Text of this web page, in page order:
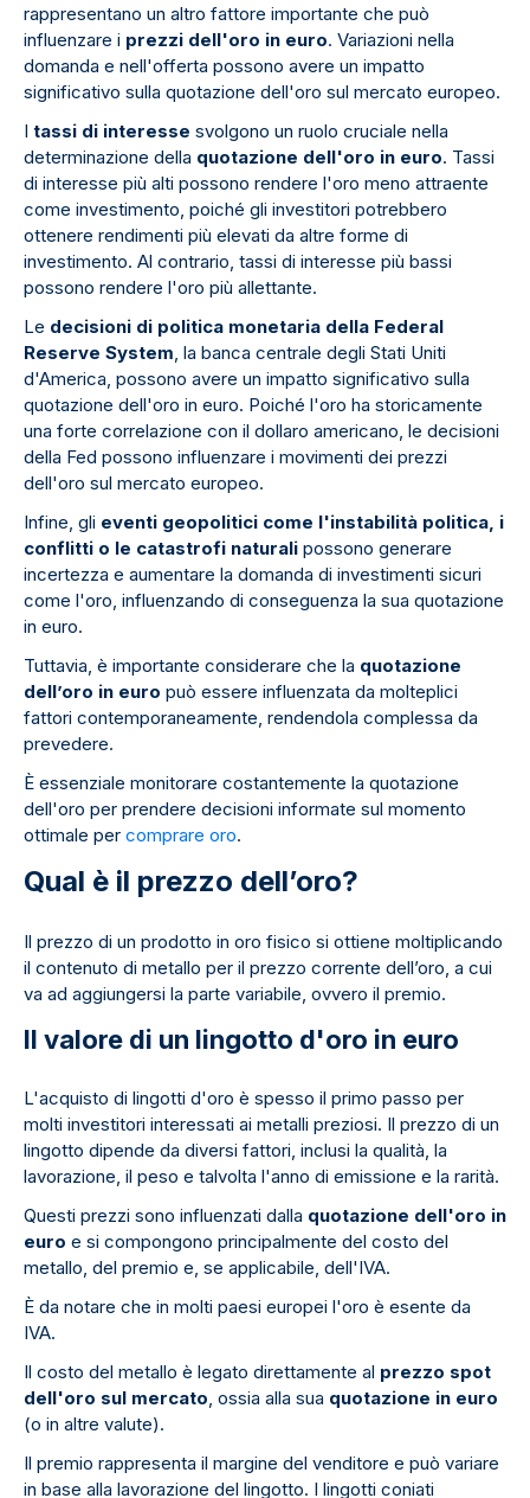
rappresentano un altro fattore importante che può
influenzare i prezzi dell'oro in euro. Variazioni nella
domanda e nell'offerta possono avere un impatto
significativo sulla quotazione dell'oro sul mercato europeo.
I tassi di interesse svolgono un ruolo cruciale nella
determinazione della quotazione dell'oro in euro. Tassi
di interesse più alti possono rendere l'oro meno attraente
come investimento, poiché gli investitori potrebbero
ottenere rendimenti più elevati da altre forme di
investimento. Al contrario, tassi di interesse più bassi
possono rendere l'oro più allettante.
Le decisioni di politica monetaria della Federal
Reserve System, la banca centrale degli Stati Uniti
d'America, possono avere un impatto significativo sulla
quotazione dell'oro in euro. Poiché l'oro ha storicamente
una forte correlazione con il dollaro americano, le decisioni
della Fed possono influenzare i movimenti dei prezzi
dell'oro sul mercato europeo.
Infine, gli eventi geopolitici come l'instabilità politica, i
conflitti o le catastrofi naturali possono generare
incertezza e aumentare la domanda di investimenti sicuri
come l'oro, influenzando di conseguenza la sua quotazione
in euro.
Tuttavia, è importante considerare che la quotazione
dell’oro in euro può essere influenzata da molteplici
fattori contemporaneamente, rendendola complessa da
prevedere.
È essenziale monitorare costantemente la quotazione
dell'oro per prendere decisioni informate sul momento
ottimale per comprare oro.
Qual è il prezzo dell’oro?
Il prezzo di un prodotto in oro fisico si ottiene moltiplicando
il contenuto di metallo per il prezzo corrente dell’oro, a cui
va ad aggiungersi la parte variabile, ovvero il premio.
Il valore di un lingotto d'oro in euro
L'acquisto di lingotti d'oro è spesso il primo passo per
molti investitori interessati ai metalli preziosi. Il prezzo di un
lingotto dipende da diversi fattori, inclusi la qualità, la
lavorazione, il peso e talvolta l'anno di emissione e la rarità.
Questi prezzi sono influenzati dalla quotazione dell'oro in
euro e si compongono principalmente del costo del
metallo, del premio e, se applicabile, dell'IVA.
È da notare che in molti paesi europei l'oro è esente da
IVA.
Il costo del metallo è legato direttamente al prezzo spot
dell'oro sul mercato, ossia alla sua quotazione in euro
(o in altre valute).
Il premio rappresenta il margine del venditore e può variare
in base alla lavorazione del lingotto. I lingotti coniati